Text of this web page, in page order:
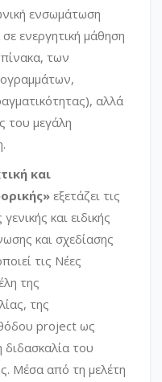
ενσωμάτωση
ενεργητική μάθηση
των
αλλά
του μεγάλη
και
εξετάζει τις
και ειδικής
και σχεδίασης
τις Νέες
της
της
project ως
του
Μέσα από τη μελέτη